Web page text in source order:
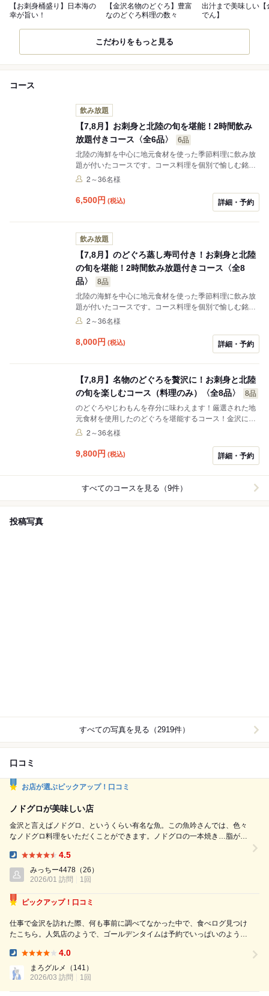
【お刺身桶盛り】日本海の
幸が旨い！
【金沢名物のどぐろ】豊富
なのどぐろ料理の数々
出汁まで美味しい【
でん】
こだわりをもっと見る
コース
飲み放題
【7,8月】お刺身と北陸の旬を堪能！2時間飲み
放題付きコース〈全6品〉
6品
北陸の海鮮を中心に地元食材を使った季節料理に飲み放
題が付いたコースです。コース料理を個別で愉しむ銘々
盛りで提供いたします。※写真はイメージとなります。
2～36名様
6,500円 (税込) 詳細・予約
飲み放題
【7,8月】のどぐろ蒸し寿司付き！お刺身と北陸
の旬を堪能！2時間飲み放題付きコース〈全8
品〉
8品
北陸の海鮮を中心に地元食材を使った季節料理に飲み放
題が付いたコースです。コース料理を個別で愉しむ銘々
盛りで提供いたします。※写真はイメージとなります。
2～36名様
8,000円 (税込) 詳細・予約
【7,8月】名物のどぐろを贅沢に！お刺身と北陸
の旬を楽しむコース（料理のみ）〈全8品〉
8品
のどぐろやじわもんを存分に味わえます！厳選された地
元食材を使用したのどぐろを堪能するコース！金沢に来
たら是非食べていただきたいコースです♪コース料理を個
スには飲み放題は含まれておりません。）※写真はイメ
2～36名様
9,800円 (税込) 詳細・予約
すべてのコースを見る（9件）
投稿写真
すべての写真を見る（2919件）
口コミ
お店が選ぶピックアップ！口コミ
ノドグロが美味しい店
金沢と言えばノドグロ、というくらい有名な魚。この魚吟さんでは、色々
なノドグロ料理をいただくことができます。ノドグロの一本焼き…脂がの
そうです。しゃぶしゃぶ、お刺身…どれも最高においしい。白エビの天ぷ
らもさくさく。金沢の地元料理を堪能することができました。
4.5
みっちー4478 （26）
2026/01 訪問
1回
ピックアップ！口コミ
仕事で金沢を訪れた際、何も事前に調べてなかった中で、食べログ見つけ
たこちら。人気店のようで、ゴールデンタイムは予約でいっぱいのようで
ぐろや旬の地魚など、北陸ならではの味覚を気軽に楽しめる一軒でした。
まず驚いたのは名物の桶...
4.0
まろグルメ
（141）
2026/03 訪問
1回